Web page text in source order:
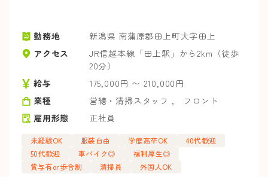
勤務地
新潟県 南蒲原郡田上町大字田上
アクセス
JR信越本線「田上駅」から2km（徒歩
20分）
給与
175,000円 〜 210,000円
業種
営繕・清掃スタッフ ，
フロント
雇用形態
正社員
未経験OK 服装自由 学歴高卒OK
40代歓迎
50代歓迎
車バイク◎
福利厚生◎
賞与有or歩合制
清掃員 外国人OK